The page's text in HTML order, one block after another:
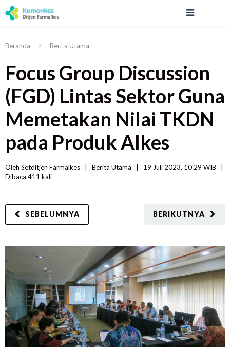
Beranda Berita Utama
Focus Group Discussion
(FGD) Lintas Sektor Guna
Memetakan Nilai TKDN
pada Produk Alkes
Oleh Setditjen Farmalkes Berita Utama 19 Juli 2023, 10:29 WIB
Dibaca 411 kali
BERIKUTNYA
SEBELUMNYA